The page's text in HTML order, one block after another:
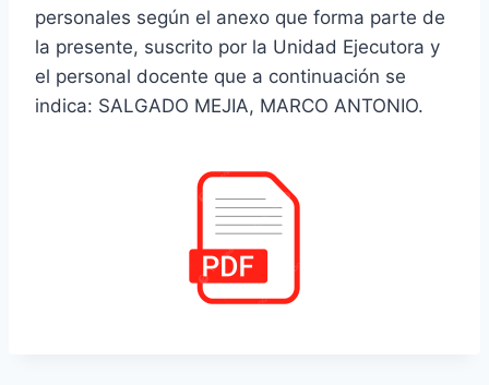
personales según el anexo que forma parte de
la presente, suscrito por la Unidad Ejecutora y
el personal docente que a continuación se
indica: SALGADO MEJIA, MARCO ANTONIO.